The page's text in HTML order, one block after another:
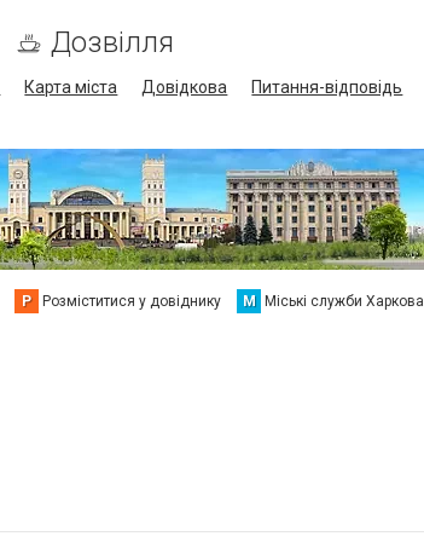
Дозвілля
Карта міста Довідкова
Питання-відповідь
Р Розміститися у довіднику М Міські служби Харкова